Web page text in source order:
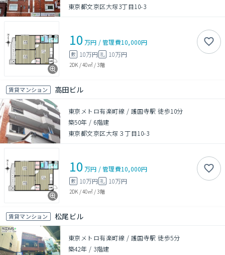
東京都文京区大塚3丁目10-3
10 万円 /管理費10,000円
敷 10万円 礼 10万円
2DK /40㎡/3階
賃貸マンション 高田ビル
東京メトロ有楽町線 / 護国寺駅 徒歩10分
築50年 / 6階建
東京都文京区大塚３丁目10-3
10 万円 /管理費10,000円
敷 10万円 礼 10万円
2DK /40㎡/3階
賃貸マンション 松尾ビル
東京メトロ有楽町線 / 護国寺駅 徒歩5分
築42年 / 3階建